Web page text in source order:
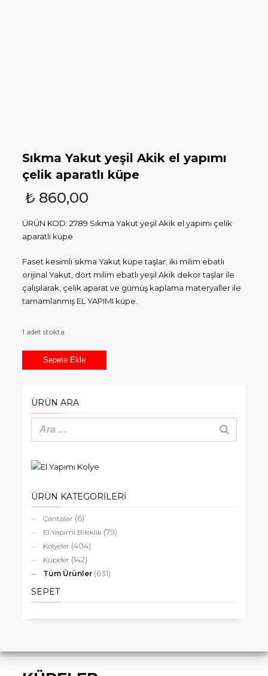
Sıkma Yakut yeşil Akik el yapımı
çelik aparatlı küpe
₺ 860,00
ÜRÜN KOD: 2789 Sıkma Yakut yeşil Akik el yapımı çelik
aparatlı küpe
Faset kesimli sıkma Yakut küpe taşlar; iki milim ebatlı
orijinal Yakut, dört milim ebatlı yeşil Akik dekor taşlar ile
çalışılarak, çelik aparat ve gümüş kaplama materyaller ile
tamamlanmış EL YAPIMI küpe.
1 adet stokta
Sıkma
Yakut
Akik
çelik
küpe
Sepete Ekle
ÜRÜN ARA
ÜRÜN KATEGORİLERİ
Çantalar (6)
El Yapımı Bileklik (79)
Kolyeler (404)
Küpeler (142)
Tüm Ürünler (631)
SEPET